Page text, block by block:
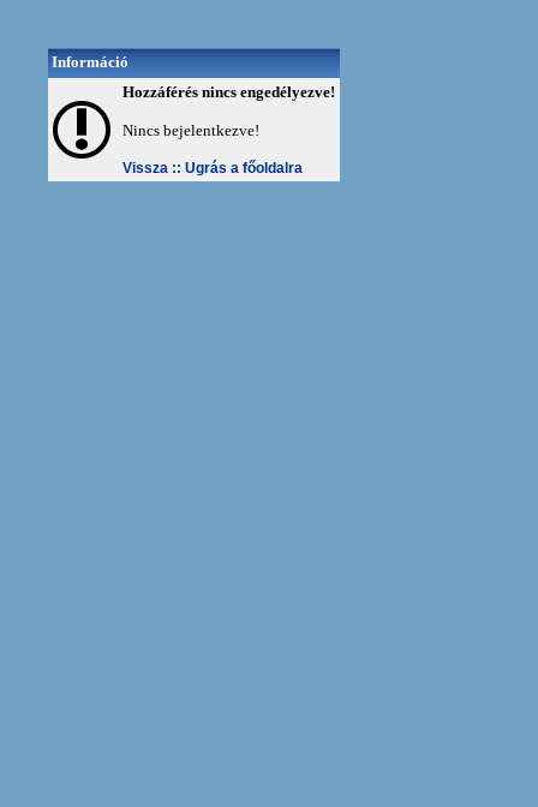
Információ
Hozzáférés nincs engedélyezve!
Nincs bejelentkezve!
Vissza :: Ugrás a főoldalra